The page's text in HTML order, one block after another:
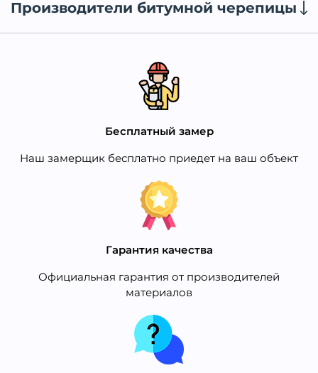
Производители битумной черепицы
Бесплатный замер
Наш замерщик бесплатно приедет на ваш объект
Гарантия качества
Официальная гарантия от производителей
материалов